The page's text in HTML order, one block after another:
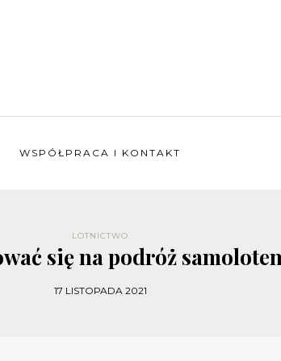
WSPÓŁPRACA I KONTAKT
LOTNICTWO
się na podróż
17 LISTOPADA 2021